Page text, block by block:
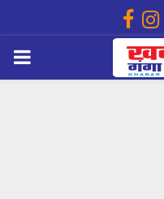
PRIMARY